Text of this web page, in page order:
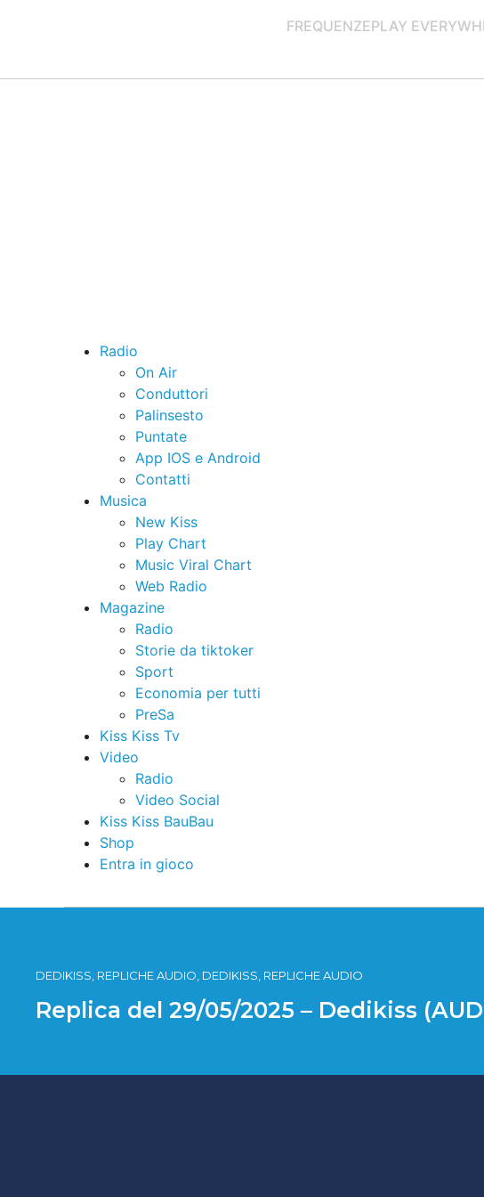
FREQUENZEPLAY
Radio
On Air
Conduttori
Palinsesto
Puntate
App IOS e Android
Contatti
Musica
New Kiss
Play Chart
Music Viral Chart
Web Radio
Magazine
Radio
Storie da tiktoker
Sport
Economia per tutti
PreSa
Kiss Kiss Tv
Video
Radio
Video Social
Kiss Kiss BauBau
Shop
Entra in gioco
DEDIKISS, REPLICHE AUDIO, DEDIKISS, REPLICHE AUDIO
Replica del 29/05/2025 – Dedikiss